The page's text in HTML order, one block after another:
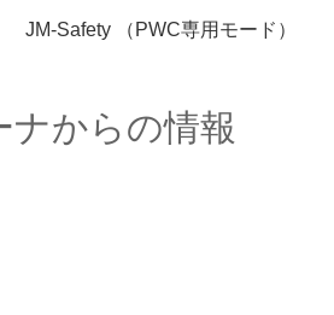
JM-Safety （PWC専用モード）
ナからの情報